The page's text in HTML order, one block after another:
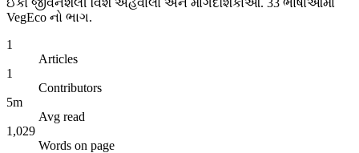
VegEco નો ભાગ.
1
Articles
1
Contributors
5m
Avg read
1,029
Words on page